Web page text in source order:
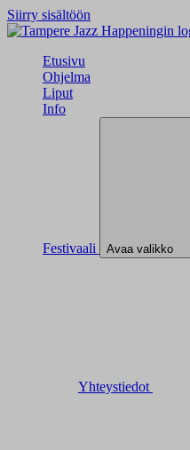
Siirry sisältöön
Etusivu
Ohjelma
Liput
Info
Festivaali Avaa valikko
Yhteystiedot